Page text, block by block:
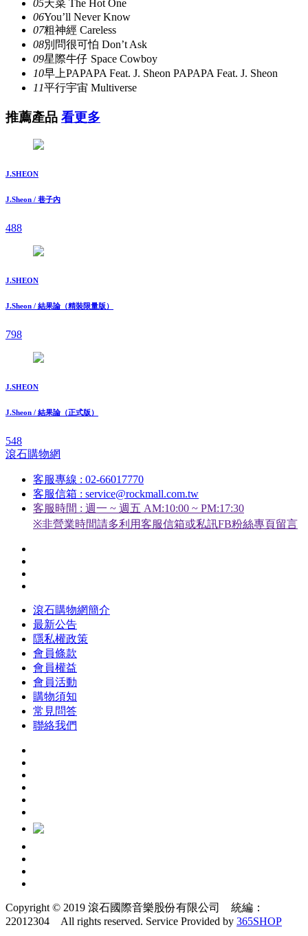
05天菜 The Hot One
06You’ll Never Know
07粗神經 Careless
08別問很可怕 Don’t Ask
09星際牛仔 Space Cowboy
10早上PAPAPA Feat. J. Sheon PAPAPA Feat. J. Sheon
11平行宇宙 Multiverse
推薦產品 看更多
J.SHEON
J.Sheon / 巷子內
488
J.SHEON
J.Sheon / 結果論（精裝限量版）
798
J.SHEON
J.Sheon / 結果論（正式版）
548
滾石購物網
客服專線 : 02-66017770
客服信箱 : service@rockmall.com.tw
客服時間 : 週一 ~ 週五 AM:10:00 ~ PM:17:30
※非營業時間請多利用客服信箱或私訊FB粉絲專頁留言
滾石購物網簡介
最新公告
隱私權政策
會員條款
會員權益
會員活動
購物須知
常見問答
聯絡我們
Copyright © 2019 滾石國際音樂股份有限公司 統編：
22012304 All rights reserved. Service Provided by 365SHOP